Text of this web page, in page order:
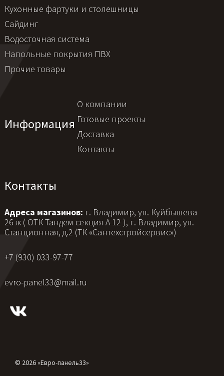
Кухонные фартуки и столешницы
Сайдинг
Водосточная система
Напольные покрытия ПВХ
Прочие товары
Информация
О компании
Готовые проекты
Доставка
Контакты
Контакты
Адреса магазинов: г. Владимир, ул. Куйбышева
26 ж ( ОТК Тандем секция А 12 ), г. Владимир, ул.
Станционная, д.2 (ТК «Сантехстройсервис»)
+7 (930) 033-97-77
evro-panel33@mail.ru
© 2026 «Евро-панель33»